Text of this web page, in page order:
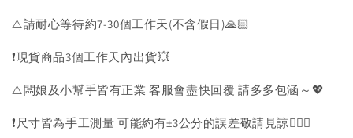
⚠️請耐心等待約7-30個工作天(不含假日)🙏🏻
❗️現貨商品3個工作天內出貨💥
⚠️闆娘及小幫手皆有正業 客服會盡快回覆 請多多包涵～💖
❗️尺寸皆為手工測量 可能約有±3公分的誤差敬請見諒🙇🏻‍♀️